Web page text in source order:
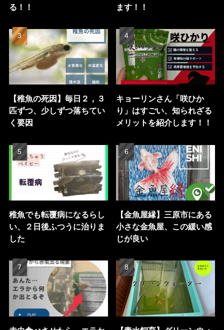
る！！
ます！！
【稚魚の死因】毎日２，３
匹ずつ、少しずつ落ちてい
く要因
キョーリンさん「咲ひか
り」はすごい、知られざる
メリットを紹介します！！
稚魚でも転覆病になるらし
い、２日後ふつうに治りま
した
【金魚屋縁】三原市にある
小さな金魚屋、この緩い感
じが良い